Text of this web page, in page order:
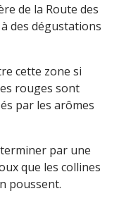
de la Route des
des dégustations
cette zone si
rouges sont
par les arômes
par une
que les collines
poussent.